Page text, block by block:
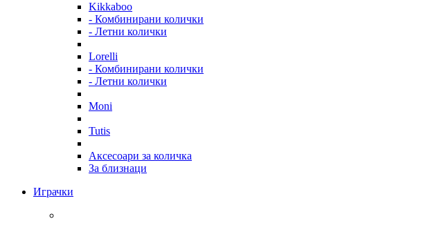
Kikkaboo
- Комбинирани колички
- Летни колички
Lorelli
- Комбинирани колички
- Летни колички
Moni
Tutis
Аксесоари за количка
За близнаци
Играчки